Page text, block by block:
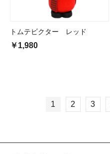
トムテビクター レッド
￥1,980
1 2 3